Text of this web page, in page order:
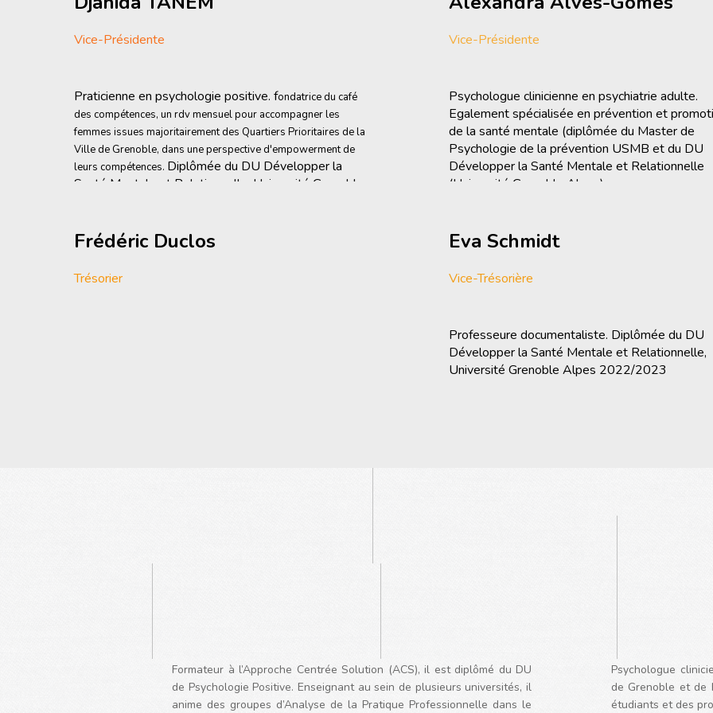
Vice-Présidente Vice-Présidente
Praticienne en psychologie positive. fondatrice du café
des compétences, un rdv mensuel pour accompagner les
femmes issues majoritairement des Quartiers Prioritaires de la
Ville de Grenoble, dans une perspective d'empowerment de
leurs compétences. Diplômée du DU Développer la
Santé Mentale et Relationnelle, Université Grenoble
Psychologue clinicienne en psychiatrie adulte.
Egalement spécialisée en prévention et
de la santé mentale (diplômée du Master de
Psychologie de la prévention USMB et du DU
Développer la Santé Mentale et Relationnelle
(Université Grenoble Alpes).
Frédéric Duclos
Trésorier
Eva Schmidt
Vice-Trésorière
Professeure documentaliste. Diplômée du DU
Développer la Santé Mentale et Relationnelle,
Université Grenoble Alpes 2022/2023
Formateur à l’Approche Centrée Solution (ACS), il est diplômé du DU
de Psychologie Positive. Enseignant au sein de plusieurs universités, il
anime des groupes d’Analyse de la Pratique Professionnelle dans le
Psychologue
de Grenoble et de
étudiants et des